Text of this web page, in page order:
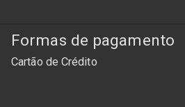
Formas de pagamento
Cartão de Crédito